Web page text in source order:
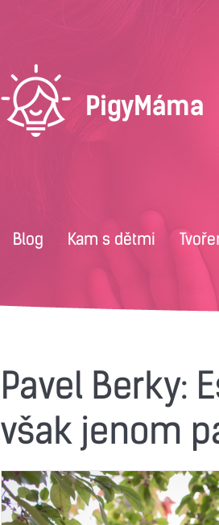
Blog Kam s dětmi
Pavel Berky:
však jenom